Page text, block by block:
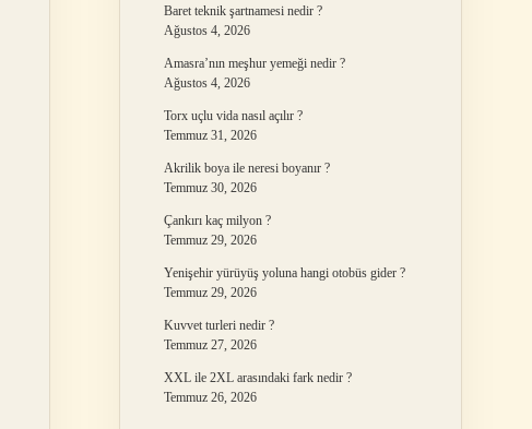
Baret teknik şartnamesi nedir ?
Ağustos 4, 2026
Amasra’nın meşhur yemeği nedir ?
Ağustos 4, 2026
Torx uçlu vida nasıl açılır ?
Temmuz 31, 2026
Akrilik boya ile neresi boyanır ?
Temmuz 30, 2026
Çankırı kaç milyon ?
Temmuz 29, 2026
Yenişehir yürüyüş yoluna hangi otobüs gider ?
Temmuz 29, 2026
Kuvvet turleri nedir ?
Temmuz 27, 2026
XXL ile 2XL arasındaki fark nedir ?
Temmuz 26, 2026